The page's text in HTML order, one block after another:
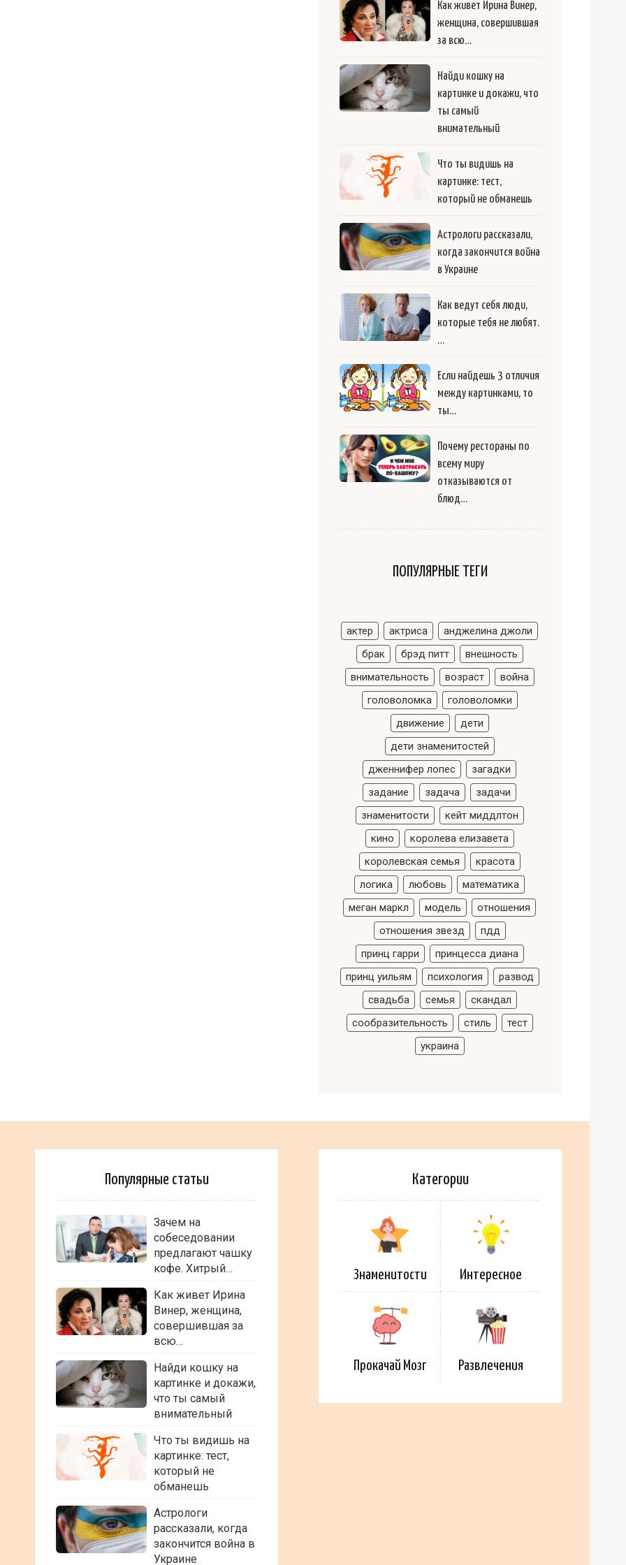
Как живет Ирина Винер,
женщина, совершившая
за всю…
Найди кошку на
картинке и докажи, что
ты самый
внимательный
Что ты видишь на
картинке: тест,
который не обманешь
Астрологи рассказали,
когда закончится война
в Украине
Как ведут себя люди,
которые тебя не любят.
…
Если найдешь 3 отличия
между картинками, то
ты…
Почему рестораны по
всему миру
отказываются от
блюд…
ПОПУЛЯРНЫЕ ТЕГИ
актер актриса
анджелина джоли
брак
брэд питт
внешность
внимательность
возраст
война
головоломка
головоломки
движение
дети
дети знаменитостей
дженнифер лопес
загадки
задание
задача
задачи
знаменитости
кейт миддлтон
кино
королева елизавета
королевская семья
красота
логика
любовь
математика
меган маркл
модель
отношения
отношения звезд
пдд
принц гарри
принцесса диана
принц уильям
психология
развод
свадьба
семья
скандал
сообразительность
стиль
тест
украина
Популярные статьи
Зачем на
собеседовании
предлагают чашку
кофе. Хитрый…
Как живет Ирина
Винер, женщина,
совершившая за
всю…
Найди кошку на
картинке и докажи,
что ты самый
внимательный
Что ты видишь на
картинке: тест,
который не
обманешь
Астрологи
рассказали, когда
закончится война в
Украине
Категории
Знаменитости Интересное
Прокачай Мозг Развлечения